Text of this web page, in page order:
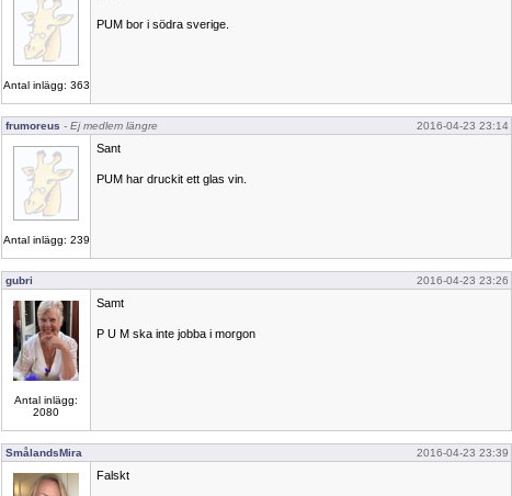
Antal inlägg: 363
PUM bor i södra sverige.
frumoreus - Ej medlem längre 2016-04-23 23:14
Antal inlägg: 239
Sant
PUM har druckit ett glas vin.
gubri 2016-04-23 23:26
Antal inlägg:
2080
Samt
P U M ska inte jobba i morgon
SmålandsMira 2016-04-23 23:39
Falskt